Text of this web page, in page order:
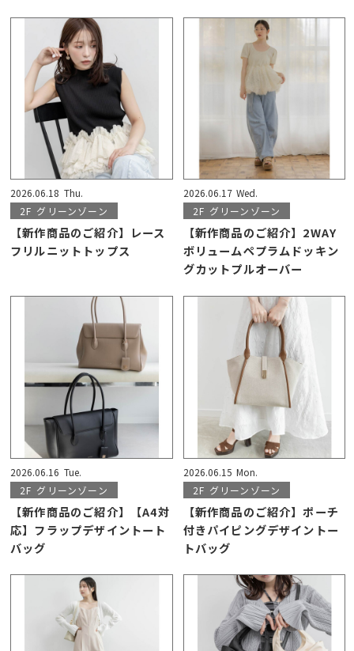
2026.06.18 Thu.
2F グリーンゾーン
【新作商品のご紹介】レース
フリルニットトップス
2026.06.17 Wed.
2F グリーンゾーン
【新作商品のご紹介】2WAY
ボリュームペプラムドッキン
グカットプルオーバー
2026.06.16 Tue.
2F グリーンゾーン
【新作商品のご紹介】【A4対
応】フラップデザイントート
バッグ
2026.06.15 Mon.
2F グリーンゾーン
【新作商品のご紹介】ポーチ
付きパイピングデザイントー
トバッグ